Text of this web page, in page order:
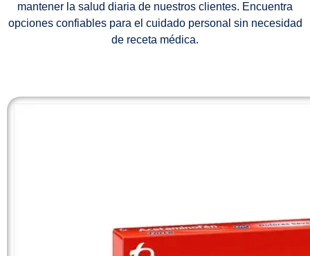
mantener la salud diaria de nuestros clientes. Encuentra
opciones confiables para el cuidado personal sin necesidad
de receta médica.